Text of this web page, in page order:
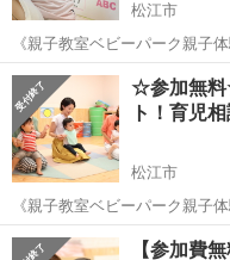
松江市
《親子教室ベビーパーク親子体験イベン
いのに、どうして怒っちゃうんだろう?」 「赤ち
ネタ
島根 松江市 育児
☆参加無料
ト！育児
松江市
《親子教室ベビーパーク親子体験イベン
いのに、どうして怒っちゃうんだろう?」 「赤ち
ネタ
島根 松江市 育児
【参加費